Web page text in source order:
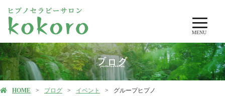
MENU
ブログ
HOME ブログ イベント グループヒプノ